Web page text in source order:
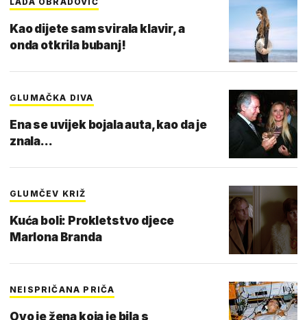
Kao dijete sam svirala klavir, a
onda otkrila bubanj!
GLUMAČKA DIVA
Ena se uvijek bojala auta, kao da je
znala...
GLUMČEV KRIŽ
Kuća boli: Prokletstvo djece
Marlona Branda
NEISPRIČANA PRIČA
Ovo je žena koja je bila s